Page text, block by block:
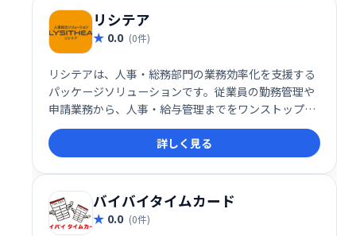
リシテア
0.0 (0件)
リシテアは、人事・総務部門の業務効率化を支援する
パッケージソリューションです。従業員の勤務管理や
申請業務から、人事・給与管理までをワンストップで
サポート。間接業務の削減と業務効率の向上を実現
し、人事部門の負担軽減に貢献します。
詳しく見る
バイバイタイムカード
0.0 (0件)